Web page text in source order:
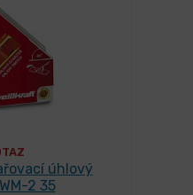
úhlový
2 35